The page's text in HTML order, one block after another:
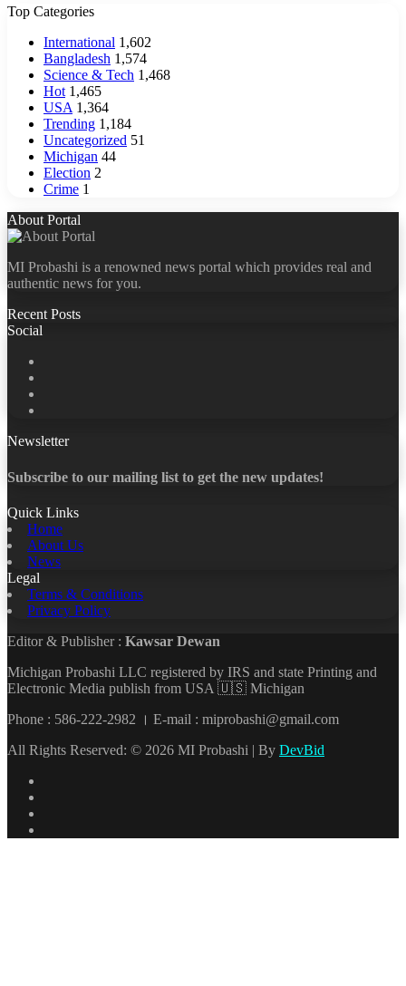
Top Categories
International 1,602
Bangladesh 1,574
Science & Tech 1,468
Hot 1,465
USA 1,364
Trending 1,184
Uncategorized 51
Michigan 44
Election 2
Crime 1
About Portal
MI Probashi is a renowned news portal which provides real and
authentic news for you.
Recent Posts
Social
Newsletter
Subscribe to our mailing list to get the new updates!
Quick Links
Home
About Us
News
Legal
Terms & Conditions
Privacy Policy
Editor & Publisher : Kawsar Dewan
Michigan Probashi LLC registered by IRS and state Printing and
Electronic Media publish from USA 🇺🇸 Michigan
Phone : 586-222-2982 । E-mail : miprobashi@gmail.com
All Rights Reserved: © 2026 MI Probashi | By DevBid